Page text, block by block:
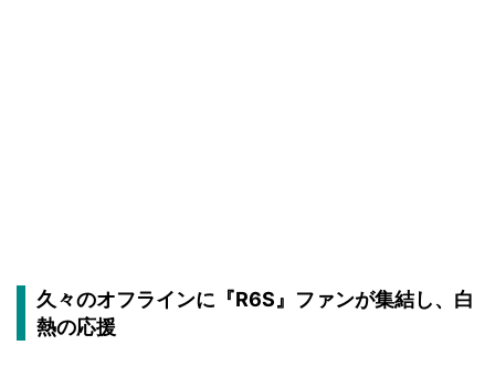
久々のオフラインに『R6S』ファンが集結し、白
熱の応援